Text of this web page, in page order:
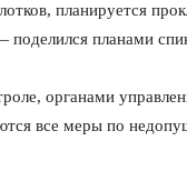
планируется
планами
органами
все меры по